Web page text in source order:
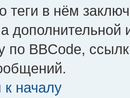
теги в нём
по BBCode,
к началу